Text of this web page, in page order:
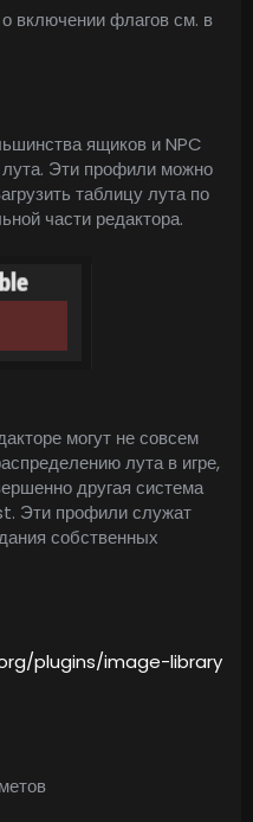
включении флагов см. в
ящиков и NPC
Эти профили можно
таблицу лута по
части редактора.
могут не совсем
лута в игре,
другая система
Эти профили служат
собственных
plugins/image-library